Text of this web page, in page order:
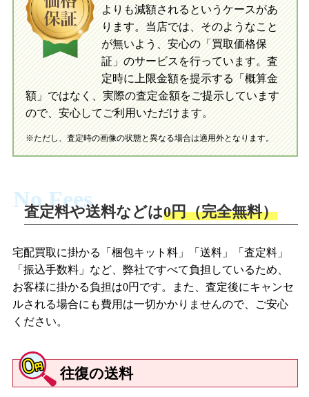
指定の口座に即日入金可能です。
買取の流れ 写真の撮影方法
当店に査定したおもちゃがご到着後、ご
指定の口座に即日入金可能です。
初めての方へ LINE査定の流れ 写真の撮影方法
よりも減額されるというケースがあ
ります。当店では、そのようなこと
が無いよう、安心の「買取価格保
証」のサービスを行っています。査
定時に上限金額を提示する「概算金
額」ではなく、実際の査定金額をご提示しています
ので、安心してご利用いただけます。
※ただし、査定時の画像の状態と異なる場合は適用外となります。
No Fees
査定料や送料などは0円（完全無料）
宅配買取に掛かる「梱包キット料」「送料」「査定料」
「振込手数料」など、弊社ですべて負担しているため、
お客様に掛かる負担は0円です。また、査定後にキャンセ
ルされる場合にも費用は一切かかりませんので、ご安心
ください。
往復の送料